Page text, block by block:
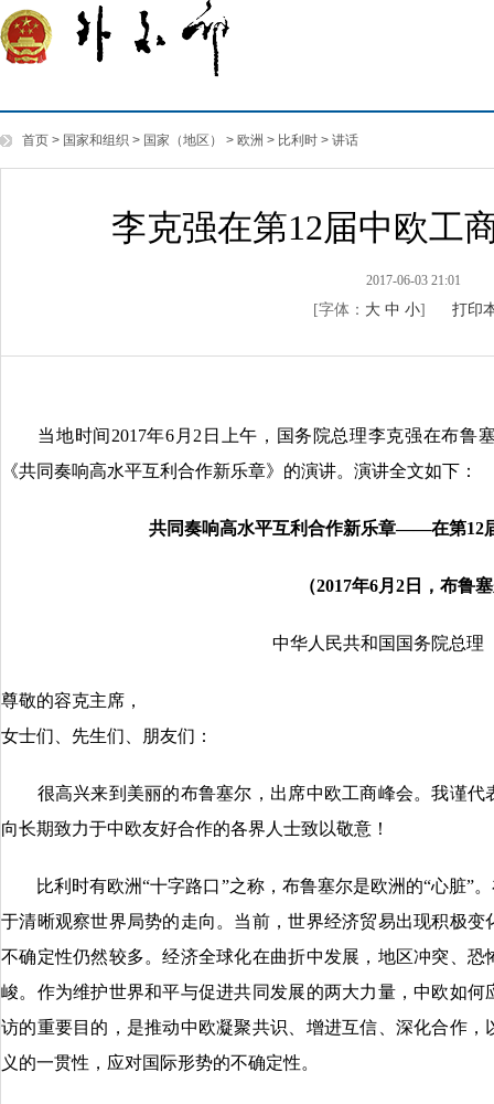
首页 > 国家和组织 > 国家（地区） > 欧洲 > 比利时 > 讲话
李克强在第12届中欧工
2017-06-03 21:01
[字体： 大 中 小] 打印
当地时间2017年6月2日上午，国务院总理李克强在布鲁
《共同奏响高水平互利合作新乐章》的演讲。演讲全文如下：
共同奏响高水平互利合作新乐章——在第12
（2017年6月2日，布鲁
中华人民共和国国务院总
尊敬的容克主席，
女士们、先生们、朋友们：
很高兴来到美丽的布鲁塞尔，出席中欧工商峰会。我谨代
向长期致力于中欧友好合作的各界人士致以敬意！
比利时有欧洲“十字路口”之称，布鲁塞尔是欧洲的“心脏”。
于清晰观察世界局势的走向。当前，世界经济贸易出现积极
不确定性仍然较多。经济全球化在曲折中发展，地区冲突、
峻。作为维护世界和平与促进共同发展的两大力量，中欧如
访的重要目的，是推动中欧凝聚共识、增进互信、深化合作
义的一贯性，应对国际形势的不确定性。